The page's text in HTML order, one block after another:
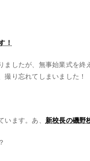
！
したが、無事始業式を終
り忘れてしまいました！
ます。あ、 新校長の磯野